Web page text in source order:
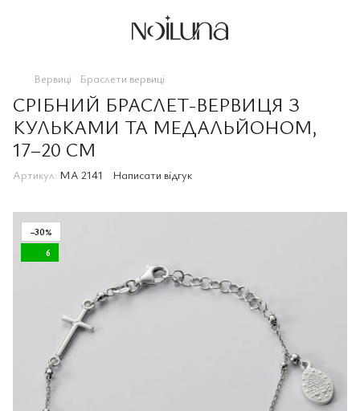
Вервиці Браслети вервиці
СРІБНИЙ БРАСЛЕТ-ВЕРВИЦЯ З
КУЛЬКАМИ ТА МЕДАЛЬЙОНОМ,
17–20 СМ
Артикул: MA 2141 Написати відгук
−30%
6